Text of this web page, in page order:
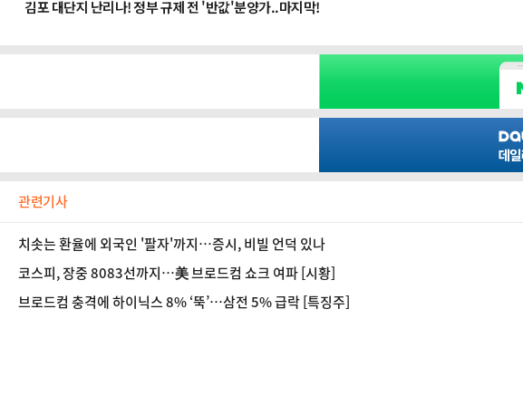
관련기사
치솟는 환율에 외국인 '팔자'까지…증시, 비빌 언덕 있나
코스피, 장중 8083선까지…美 브로드컴 쇼크 여파 [시황]
브로드컴 충격에 하이닉스 8% ‘뚝’…삼전 5% 급락 [특징주]